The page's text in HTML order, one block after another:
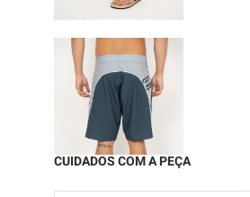
CUIDADOS COM A PEÇA